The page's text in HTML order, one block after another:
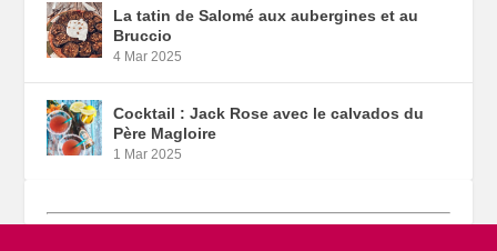
La tatin de Salomé aux aubergines et au
Bruccio
4 Mar 2025
Cocktail : Jack Rose avec le calvados du
Père Magloire
1 Mar 2025